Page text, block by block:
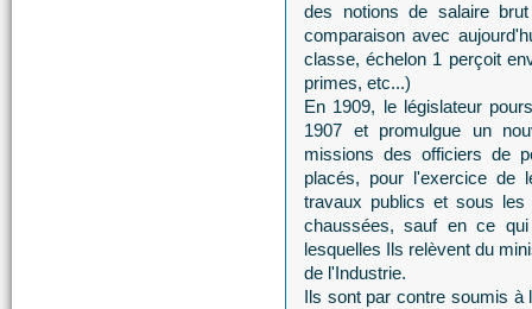
des notions de salaire
comparaison avec
classe, échelon 1 perçoit
primes, etc...)
En 1909, le législateur
1907 et promulgue un
missions des officiers de
placés, pour l'exercice de
travaux publics et sous
chaussées, sauf en ce
lesquelles Ils relèvent du
de l'Industrie.
Ils sont par contre soumis à